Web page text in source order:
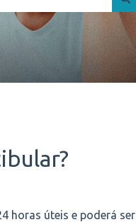
horas úteis e poderá ser